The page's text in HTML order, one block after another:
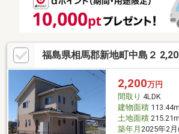
福島県相馬郡新地町中島２
2,200万円
間取り 4LDK
建物面積113.44m
土地面積215.21m
築年月 2025年2